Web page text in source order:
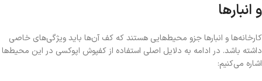
و انبارها
کارخانه‌ها و انبارها جزو محیط‌هایی هستند که کف آن‌ها باید ویژگی‌های خاصی
داشته باشد. در ادامه به دلایل اصلی استفاده از کفپوش اپوکسی در این محیط‌ها
اشاره می‌کنیم: